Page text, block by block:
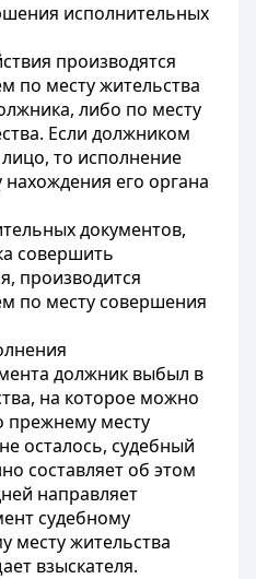
исполнительных
производятся
по месту жительства
либо по месту
Если должником
то исполнение
его органа
документов,
совершить
производится
по месту совершения
должник выбыл в
на которое можно
прежнему месту
осталось, судебный
составляет об этом
направляет
судебному
месту жительства
взыскателя.